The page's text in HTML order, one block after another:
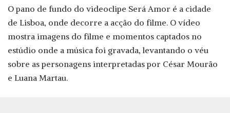
O pano de fundo do videoclipe Será Amor é a cidade
de Lisboa, onde decorre a acção do filme. O vídeo
mostra imagens do filme e momentos captados no
estúdio onde a música foi gravada, levantando o véu
sobre as personagens interpretadas por César Mourão
e Luana Martau.